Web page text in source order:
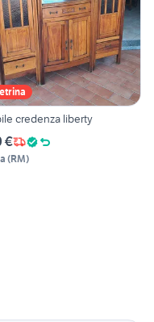
credenza liberty
€
(RM)